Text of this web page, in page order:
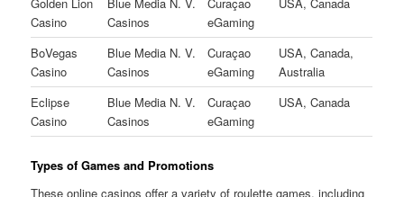
Casino
Casinos
eGaming
BoVegas
Casino
Blue Media N. V.
Casinos
Curaçao
eGaming
USA, Canada,
Australia
Eclipse
Casino
Blue Media N. V.
Casinos
Curaçao
eGaming
USA, Canada
Types of Games and Promotions
These online casinos offer a variety of roulette games, including